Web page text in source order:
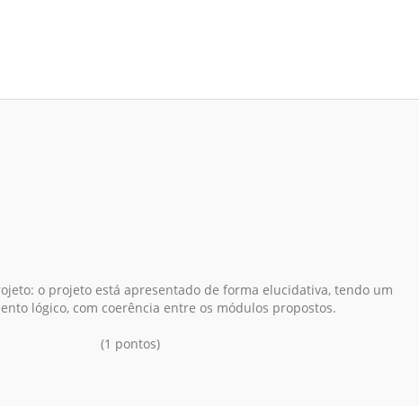
o projeto está apresentado de forma elucidativa, tendo um
lógico, com coerência entre os módulos propostos.
(1 pontos)